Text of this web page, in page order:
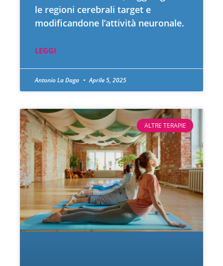
le regioni cerebrali target e
modificandone l’attività neuronale.
LEGGI
Antonio La Daga Aprile 5, 2025
ALTRE TERAPIE